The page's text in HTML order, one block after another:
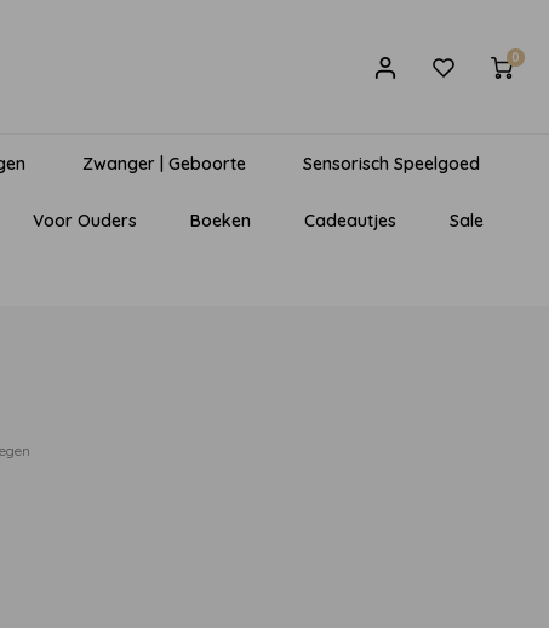
0
Zwanger | Geboorte Sensorisch Speelgoed
Voor Ouders Boeken Cadeautjes Sale